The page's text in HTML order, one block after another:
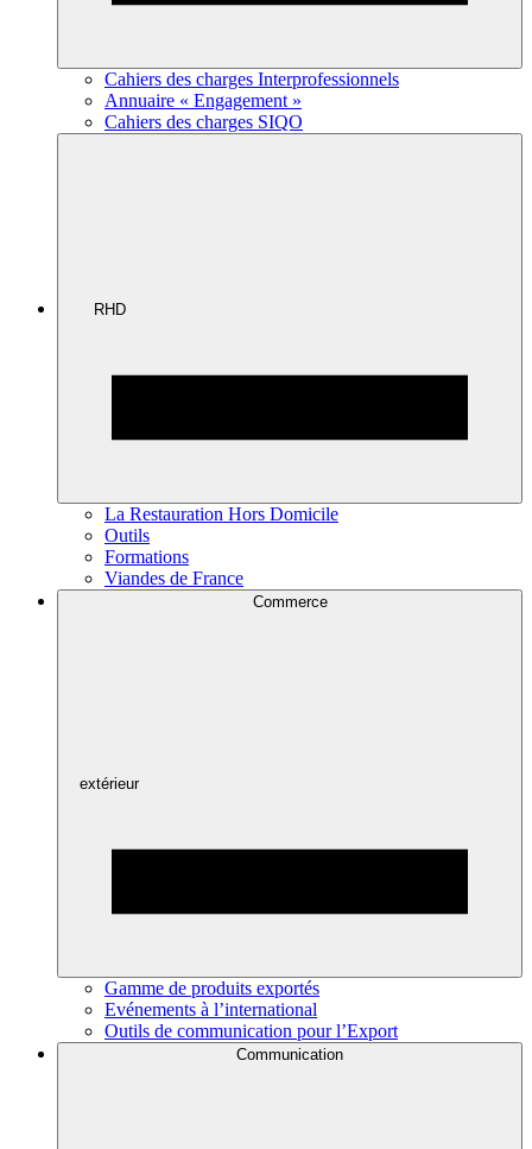
Cahiers des charges Interprofessionnels
Annuaire « Engagement »
Cahiers des charges SIQO
RHD
La Restauration Hors Domicile
Outils
Formations
Viandes de France
Commerce
extérieur
Gamme de produits exportés
Evénements à l’international
Outils de communication pour l’Export
Communication